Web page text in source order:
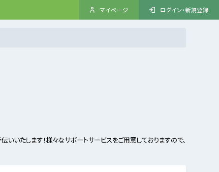
マイページ ログイン・新規登録
たします！様々なサポートサービスをご用意しておりますので、